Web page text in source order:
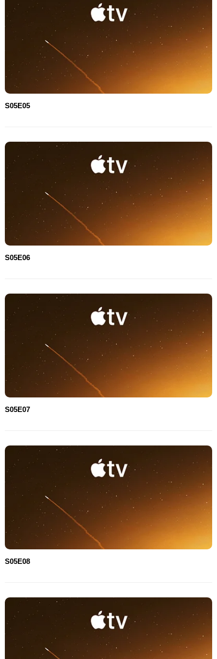
S05E05
S05E06
S05E07
S05E08